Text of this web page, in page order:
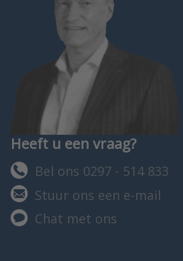
Heeft u een vraag?
Bel ons 0297 - 514 833
Stuur ons een e-mail
Chat met ons